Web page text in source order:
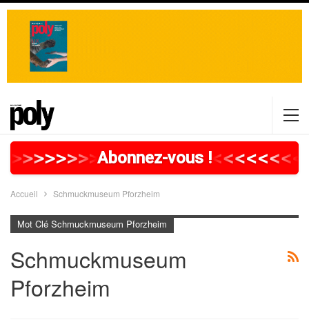
>>>>>>>>>>>>>>>>>
Abonnez-vous !<<<<<<<<
Accueil Schmuckmuseum Pforzheim
Mot Clé Schmuckmuseum Pforzheim
Schmuckmuseum
Pforzheim